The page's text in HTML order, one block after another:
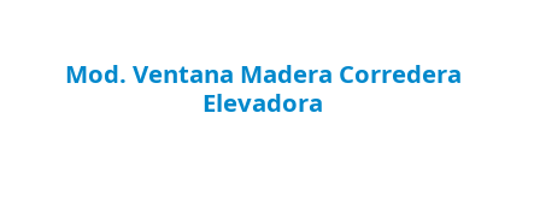
Mod. Ventana Madera Corredera
Elevadora